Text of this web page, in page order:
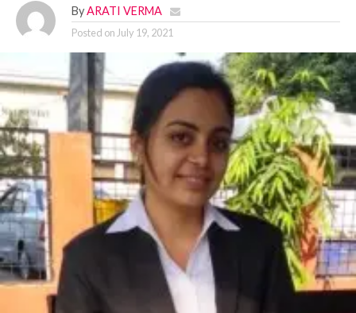
By ARATI VERMA
Posted onJuly 19, 2021